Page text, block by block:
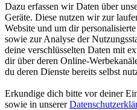
Dazu erfassen wir Daten über
Geräte. Diese nutzen wir zur
Website und um dir
sowie zur Analyse der
deine verschlüsselten Daten mit
dir über deren Online-
du deren Dienste bereits selbst
Erkundige dich bitte vor deiner
sowie in unserer